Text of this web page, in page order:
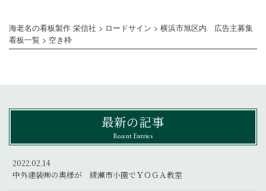
海老名の看板製作 栄信社 > ロードサイン > 横浜市旭区内 広告主募集
看板一覧 > 空き枠
最新の記事
Recent Entries
2022.02.14
中外建装㈱の奥様が 綾瀬市小園でＹＯＧＡ教室